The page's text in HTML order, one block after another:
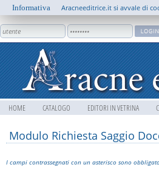
HOME CATALOGO EDITORI IN VETRINA
Modulo Richiesta Saggio
I campi contrassegnati con un asterisco sono
Informativa Aracneeditrice.it si avvale di